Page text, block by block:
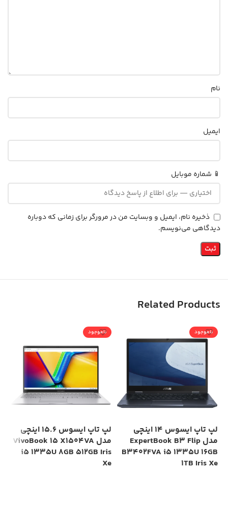
نام
ایمیل
📱 شماره موبایل
ذخیره نام، ایمیل و وبسایت من در مرورگر برای زمانی که دوباره
دیدگاهی می‌نویسم.
Related Products
ناموجود
لپ تاپ ایسوس 14 اینچی
مدل ExpertBook B3 Flip
B3402FVA i5 1335U 16GB
1TB Iris Xe
ناموجود
لپ تاپ ایسوس 15.6 اینچی
مدل VivoBook 15 X1504VA
i5 1335U 8GB 512GB Iris
Xe